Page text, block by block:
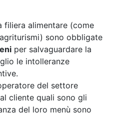
alimentare (come
sono obbligate
per salvaguardare la
le intolleranze
del settore
cliente quali sono gli
del loro menù sono